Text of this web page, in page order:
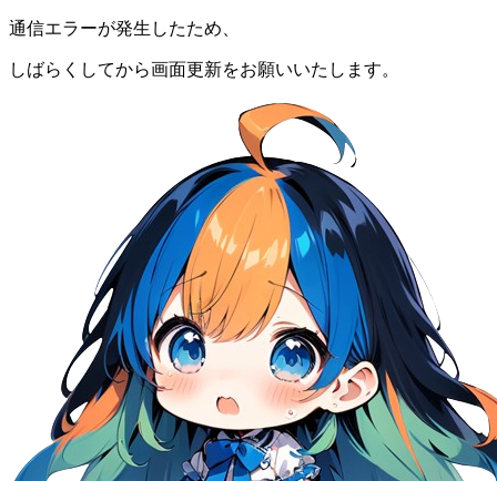
通信エラーが発生したため、
しばらくしてから画面更新をお願いいたします。